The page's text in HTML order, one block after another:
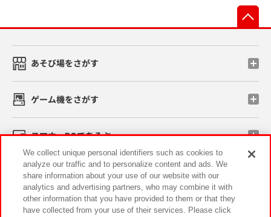
あそび場をさがす
ゲーム機をさがす
スマホ・PCであそぶ
イベント・キャンペーン
We collect unique personal identifiers such as cookies to
analyze our traffic and to personalize content and ads. We
share information about your use of our website with our
analytics and advertising partners, who may combine it with
other information that you have provided to them or that they
have collected from your use of their services. Please click